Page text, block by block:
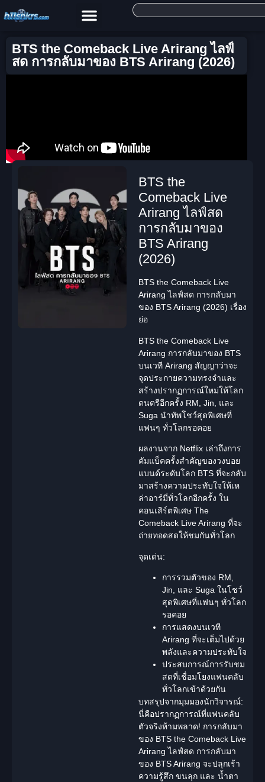
BTS the Comeback Live Arirang ไลฟ์
สด การกลับมาของ BTS Arirang (2026)
BTS the
Comeback Live
Arirang ไลฟ์สด
การกลับมาของ
BTS Arirang
(2026)
BTS the Comeback Live
Arirang ไลฟ์สด การกลับมา
ของ BTS Arirang (2026) เรื่อง
ย่อ
BTS the Comeback Live
Arirang การกลับมาของ BTS
บนเวที Arirang สัญญาว่าจะ
จุดประกายความทรงจำและ
สร้างปรากฏการณ์ใหม่ให้โลก
ดนตรีอีกครั้ง RM, Jin, และ
Suga นำทัพโชว์สุดพิเศษที่
แฟนๆ ทั่วโลกรอคอย
ผลงานจาก Netflix เล่าถึงการ
คัมแบ็คครั้งสำคัญของวงบอย
แบนด์ระดับโลก BTS ที่จะกลับ
มาสร้างความประทับใจให้เห
ล่าอาร์มี่ทั่วโลกอีกครั้ง ใน
คอนเสิร์ตพิเศษ The
Comeback Live Arirang ที่จะ
ถ่ายทอดสดให้ชมกันทั่วโลก
จุดเด่น:
การรวมตัวของ RM,
Jin, และ Suga ในโชว์
สุดพิเศษที่แฟนๆ ทั่วโลก
รอคอย
การแสดงบนเวที
Arirang ที่จะเต็มไปด้วย
พลังและความประทับใจ
ประสบการณ์การรับชม
สดที่เชื่อมโยงแฟนคลับ
ทั่วโลกเข้าด้วยกัน
บทสรุปจากมุมมองนักวิจารณ์:
นี่คือปรากฏการณ์ที่แฟนคลับ
ตัวจริงห้ามพลาด! การกลับมา
ของ BTS the Comeback Live
Arirang ไลฟ์สด การกลับมา
ของ BTS Arirang จะปลุกเร้า
ความรู้สึก ขนลุก และ น้ำตา